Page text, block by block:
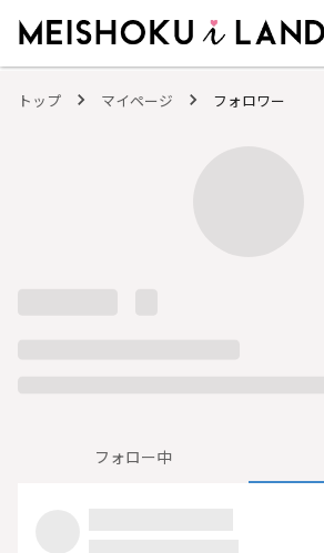
トップ マイページ フォロワー
フォロー中